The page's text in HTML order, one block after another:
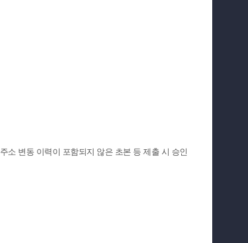
주소 변동 이력이 포함되지 않은 초본 등 제출 시 승인